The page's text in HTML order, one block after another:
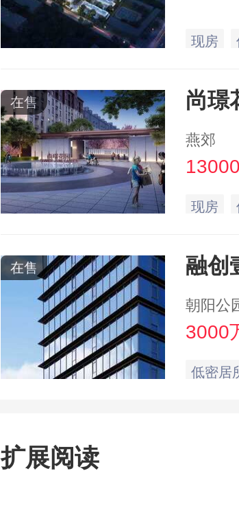
现房
在售 尚璟
燕郊
现房
在售 融创
朝阳公
3000
低密居
扩展阅读